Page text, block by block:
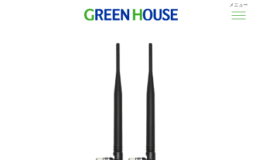
メニュー